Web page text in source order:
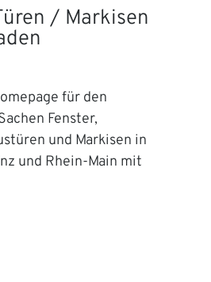
/ Markisen
für den
Fenster,
und Markisen in
und Rhein-Main mit